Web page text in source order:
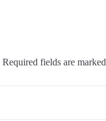
Required fields are marked